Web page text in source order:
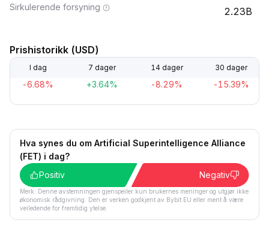
Sirkulerende forsyning 2.23B
Prishistorikk (USD)
I dag 7 dager 14 dager 30 dager
-6.68% +3.64% -8.29% -15.39%
Hva synes du om Artificial Superintelligence Alliance
(FET) i dag?
Positiv
Negativ
Merk: Denne avstemningen gjenspeiler kun brukernes meninger og utgjør ikke
økonomisk rådgivning. Den er verken godkjent av Bybit EU eller ment å være
veiledende for fremtidig ytelse.